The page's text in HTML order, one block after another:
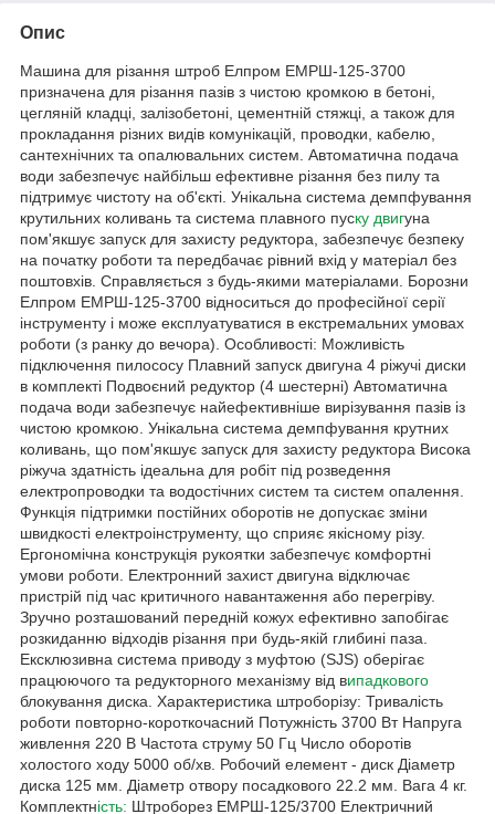
Опис
Машина для різання штроб Елпром ЕМРШ-125-3700
призначена для різання пазів з чистою кромкою в бетоні,
цегляній кладці, залізобетоні, цементній стяжці, а також для
прокладання різних видів комунікацій, проводки, кабелю,
сантехнічних та опалювальних систем. Автоматична подача
води забезпечує найбільш ефективне різання без пилу та
підтримує чистоту на об'єкті. Унікальна система демпфування
крутильних коливань та система плавного пуску двигуна
пом'якшує запуск для захисту редуктора, забезпечує безпеку
на початку роботи та передбачає рівний вхід у матеріал без
поштовхів. Справляється з будь-якими матеріалами. Борозни
Елпром ЕМРШ-125-3700 відноситься до професійної серії
інструменту і може експлуатуватися в екстремальних умовах
роботи (з ранку до вечора). Особливості: Можливість
підключення пилососу Плавний запуск двигуна 4 ріжучі диски
в комплекті Подвоєний редуктор (4 шестерні) Автоматична
подача води забезпечує найефективніше вирізування пазів із
чистою кромкою. Унікальна система демпфування крутних
коливань, що пом'якшує запуск для захисту редуктора Висока
ріжуча здатність ідеальна для робіт під розведення
електропроводки та водостічних систем та систем опалення.
Функція підтримки постійних оборотів не допускає зміни
швидкості електроінструменту, що сприяє якісному різу.
Ергономічна конструкція рукоятки забезпечує комфортні
умови роботи. Електронний захист двигуна відключає
пристрій під час критичного навантаження або перегріву.
Зручно розташований передній кожух ефективно запобігає
розкиданню відходів різання при будь-якій глибині паза.
Ексклюзивна система приводу з муфтою (SJS) оберігає
працюючого та редукторного механізму від випадкового
блокування диска. Характеристика штроборізу: Тривалість
роботи повторно-короткочасний Потужність 3700 Вт Напруга
живлення 220 В Частота струму 50 Гц Число оборотів
холостого ходу 5000 об/хв. Робочий елемент - диск Діаметр
диска 125 мм. Діаметр отвору посадкового 22.2 мм. Вага 4 кг.
Комплектність: Штроборез ЕМРШ-125/3700 Електричний